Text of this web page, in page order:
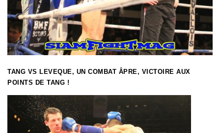
TANG VS LEVEQUE, UN COMBAT ÂPRE, VICTOIRE AUX
POINTS DE TANG !